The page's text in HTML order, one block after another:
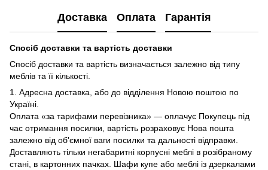
Доставка Оплата Гарантія
Спосіб доставки та вартість доставки
Спосіб доставки та вартість визначається залежно від типу
меблів та її кількості.
1. Адресна доставка, або до відділення Новою поштою по
Україні.
Оплата «за тарифами перевізника» — оплачує Покупець під
час отримання посилки, вартість розраховує Нова пошта
залежно від об'ємної ваги посилки та дальності відправки.
Доставляють тільки негабаритні корпусні меблі в розібраному
стані, в картонних пачках. Шафи купе або меблі із дзеркалами